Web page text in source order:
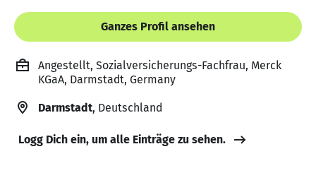
Ganzes Profil ansehen
Angestellt, Sozialversicherungs-Fachfrau, Merck
KGaA, Darmstadt, Germany
Darmstadt, Deutschland
Logg Dich ein, um alle Einträge zu sehen.